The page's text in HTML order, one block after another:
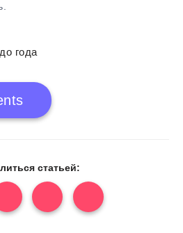
года
статьей: